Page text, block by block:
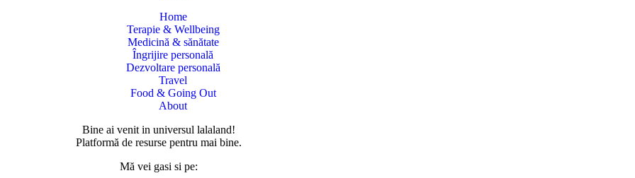
Home
Terapie & Wellbeing
Medicină & sănătate
Îngrijire personală
Dezvoltare personală
Travel
Food & Going Out
About
Bine ai venit in universul lalaland!
Platformă de resurse pentru mai bine.
Mă vei gasi si pe: